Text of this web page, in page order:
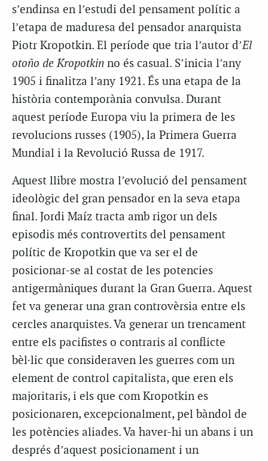
s’endinsa en l’estudi del pensament polític a
l’etapa de maduresa del pensador anarquista
Piotr Kropotkin. El període que tria l’autor d’El
otoño de Kropotkin no és casual. S’inicia l’any
1905 i finalitza l’any 1921. És una etapa de la
història contemporània convulsa. Durant
aquest període Europa viu la primera de les
revolucions russes (1905), la Primera Guerra
Mundial i la Revolució Russa de 1917.
Aquest llibre mostra l’evolució del pensament
ideològic del gran pensador en la seva etapa
final. Jordi Maíz tracta amb rigor un dels
episodis més controvertits del pensament
polític de Kropotkin que va ser el de
posicionar-se al costat de les potencies
antigermàniques durant la Gran Guerra. Aquest
fet va generar una gran controvèrsia entre els
cercles anarquistes. Va generar un trencament
entre els pacifistes o contraris al conflicte
bèl·lic que consideraven les guerres com un
element de control capitalista, que eren els
majoritaris, i els que com Kropotkin es
posicionaren, excepcionalment, pel bàndol de
les potències aliades. Va haver-hi un abans i un
després d’aquest posicionament i un